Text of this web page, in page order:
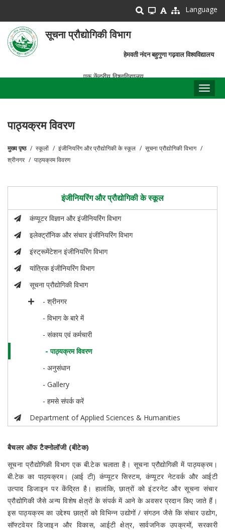
main
content
Language
सूचना प्रौद्योगिकी विभाग
हेमवती नंदन बहुगुणा गढ़वाल विश्वविद्यालय
एक केंद्रीय विश्वविद्यालय
पाठ्यक्रम विवरण
पग
मुख्य पृष्ठ स्कूलों इंजीनियरिंग और प्रौद्योगिकी के स्कूल
सूचना प्रौद्योगिकी विभाग
श्रीनगर
पाठ्यक्रम विवरण
इंजीनियरिंग और प्रौद्योगिकी के स्कूल
कंप्यूटर विज्ञान और इंजीनियरिंग विभाग
इलेक्ट्रॉनिक और संचार इंजीनियरिंग विभाग
इंस्ट्रूमेंटेशन इंजीनियरिंग विभाग
यांत्रिक इंजीनियरिंग विभाग
सूचना प्रौद्योगिकी विभाग
- श्रीनगर
- विभाग के बारे में
- संकाय एवं कर्मचारी
- पाठ्यक्रम विवरण
- अनुसंधान
- Gallery
- हमसे संपर्क करें
Department of Applied Sciences & Humanities
बैचलर ऑफ टैक्नोलॉजी (बीटेक)
सूचना प्रौद्योगिकी विभाग एक बी.टेक चलाता है। सूचना प्रौद्योगिकी में पाठ्यक्रम।
बी.टेक का पाठ्यक्रम। (आई टी) कंप्यूटर सिस्टम, कंप्यूटर नेटवर्क और आईटी
उत्पाद डिजाइन पर केंद्रित है। हालांकि, छात्रों को इंटरनेट और सूचना संचार
प्रौद्योगिकी जैसे अन्य विशेष क्षेत्रों के संपर्क में आने के अवसर प्रदान किए जाते हैं।
इस पाठ्यक्रम का उद्देश्य छात्रों को विभिन्न उद्योगों / संगठन जैसे कि संचार उद्योग,
सॉफ्टवेयर डिजाइन और विकास, आईटी क्षेत्र, सार्वजनिक उपक्रमों, सरकारी